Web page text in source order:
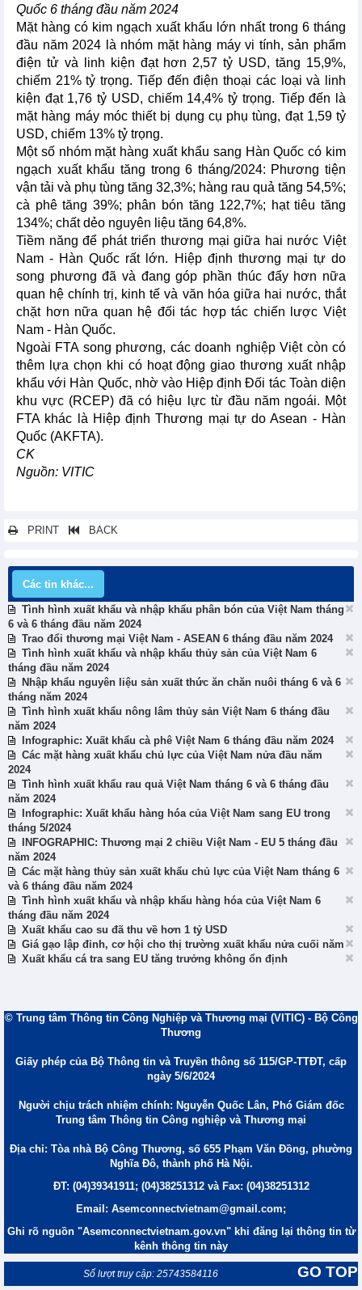
Quốc 6 tháng đầu năm 2024
Mặt hàng có kim ngạch xuất khẩu lớn nhất trong 6 tháng
đầu năm 2024 là nhóm mặt hàng máy vi tính, sản phẩm
điện tử và linh kiện đạt hơn 2,57 tỷ USD, tăng 15,9%,
chiếm 21% tỷ trọng. Tiếp đến điện thoại các loại và linh
kiện đạt 1,76 tỷ USD, chiếm 14,4% tỷ trọng. Tiếp đến là
mặt hàng máy móc thiết bị dụng cụ phụ tùng, đạt 1,59 tỷ
USD, chiếm 13% tỷ trọng.
Một số nhóm mặt hàng xuất khẩu sang Hàn Quốc có kim
ngạch xuất khẩu tăng trong 6 tháng/2024: Phương tiện
vận tải và phụ tùng tăng 32,3%; hàng rau quả tăng 54,5%;
cà phê tăng 39%; phân bón tăng 122,7%; hạt tiêu tăng
134%; chất dẻo nguyên liệu tăng 64,8%.
Tiềm năng để phát triển thương mại giữa hai nước Việt
Nam - Hàn Quốc rất lớn. Hiệp định thương mại tự do
song phương đã và đang góp phần thúc đẩy hơn nữa
quan hệ chính trị, kinh tế và văn hóa giữa hai nước, thắt
chặt hơn nữa quan hệ đối tác hợp tác chiến lược Việt
Nam - Hàn Quốc.
Ngoài FTA song phương, các doanh nghiệp Việt còn có
thêm lựa chọn khi có hoạt động giao thương xuất nhập
khẩu với Hàn Quốc, nhờ vào Hiệp định Đối tác Toàn diện
khu vực (RCEP) đã có hiệu lực từ đầu năm ngoái. Một
FTA khác là Hiệp định Thương mại tự do Asean - Hàn
Quốc (AKFTA).
CK
Nguồn: VITIC
PRINT BACK
Các tin khác...
Tình hình xuất khẩu và nhập khẩu phân bón của Việt Nam tháng
6 và 6 tháng đầu năm 2024
Trao đổi thương mại Việt Nam - ASEAN 6 tháng đầu năm 2024
Tình hình xuất khẩu và nhập khẩu thủy sản của Việt Nam 6
tháng đầu năm 2024
Nhập khẩu nguyên liệu sản xuất thức ăn chăn nuôi tháng 6 và 6
tháng năm 2024
Tình hình xuất khẩu nông lâm thủy sản Việt Nam 6 tháng đầu
năm 2024
Infographic: Xuất khẩu cà phê Việt Nam 6 tháng đầu năm 2024
Các mặt hàng xuất khẩu chủ lực của Việt Nam nửa đầu năm
2024
Tình hình xuất khẩu rau quả Việt Nam tháng 6 và 6 tháng đầu
năm 2024
Infographic: Xuất khẩu hàng hóa của Việt Nam sang EU trong
tháng 5/2024
INFOGRAPHIC: Thương mại 2 chiều Việt Nam - EU 5 tháng đầu
năm 2024
Các mặt hàng thủy sản xuất khẩu chủ lực của Việt Nam tháng 6
và 6 tháng đầu năm 2024
Tình hình xuất khẩu và nhập khẩu hàng hóa của Việt Nam 6
tháng đầu năm 2024
Xuất khẩu cao su đã thu về hơn 1 tỷ USD
Giá gạo lập đỉnh, cơ hội cho thị trường xuất khẩu nửa cuối năm
Xuất khẩu cá tra sang EU tăng trưởng không ổn định
© Trung tâm Thông tin Công Nghiệp và Thương mại (VITIC) - Bộ Công
Thương
Giấy phép của Bộ Thông tin và Truyền thông số 115/GP-TTĐT, cấp
ngày 5/6/2024
Người chịu trách nhiệm chính: Nguyễn Quốc Lân, Phó Giám đốc
Trung tâm Thông tin Công nghiệp và Thương mại
Địa chỉ: Tòa nhà Bộ Công Thương, số 655 Phạm Văn Đồng, phường
Nghĩa Đô, thành phố Hà Nội.
ĐT: (04)39341911; (04)38251312 và Fax: (04)38251312
Email: Asemconnectvietnam@gmail.com;
Ghi rõ nguồn "Asemconnectvietnam.gov.vn" khi đăng lại thông tin từ
kênh thông tin này
GO TOP
Số lượt truy cập: 25743584116